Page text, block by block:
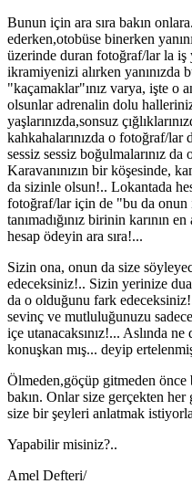
Bunun için ara sıra bakın
ederken,otobüse binerken
üzerinde duran fotoğraf/lar la iş
ikramiyenizi alırken
"kaçamaklar"ınız varya, işte o
olsunlar adrenalin dolu
yaşlarınızda,sonsuz
kahkahalarınızda o fotoğraf/
sessiz sessiz boğulmalarınız
Karavanınızın bir köşesinde,
da sizinle olsun!.. Lokantada
fotoğraf/lar için de "bu da
tanımadığınız birinin karının
hesap ödeyin ara sıra!...
Sizin ona, onun da size
edeceksiniz!.. Sizin yerinize
da o olduğunu fark
sevinç ve mutluluğunuzu
içe utanacaksınız!... Aslında ne
konuşkan mış... deyip
Ölmeden,göçüp gitmeden
bakın. Onlar size gerçekten
size bir şeyleri anlatmak
Yapabilir misiniz?..
Amel Defteri/